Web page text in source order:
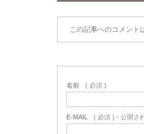
この記事へのコメント
名前 ( 必須 )
E-MAIL ( 必須 ) - 公開さ